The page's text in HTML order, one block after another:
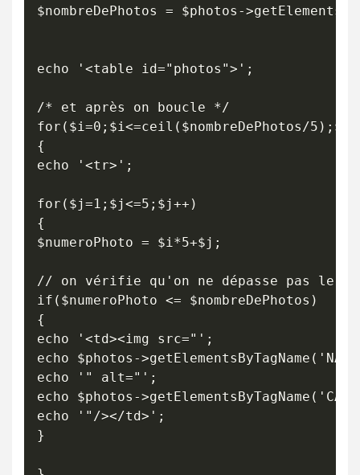
$nombreDePhotos = $photos-
echo '<table id="photos">';
/* et après on boucle */
for($i=0;$i<=ceil($nombreDePhotos/
{
echo '<tr>';
for($j=1;$j<=5;$j++)
{
$numeroPhoto = $i*5+$j;
// on vérifie qu'on ne dépasse pas le
if($numeroPhoto <= $nombreDePhotos)
{
echo '<td><img src="';
echo $photos-
echo '" alt="';
echo $photos-
echo '"/></td>';
}